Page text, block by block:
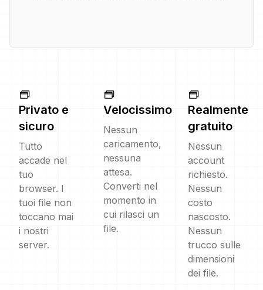
Privato e
sicuro
Tutto
accade nel
tuo
browser. I
tuoi file non
toccano mai
i nostri
server.
Velocissimo
Nessun
caricamento,
nessuna
attesa.
Converti nel
momento in
cui rilasci un
file.
Realmente
gratuito
Nessun
account
richiesto.
Nessun
costo
nascosto.
Nessun
trucco sulle
dimensioni
dei file.